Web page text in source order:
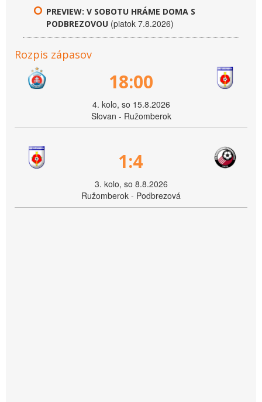
PREVIEW: V SOBOTU HRÁME DOMA S
PODBREZOVOU (piatok 7.8.2026)
Rozpis zápasov
18:00
4. kolo, so 15.8.2026
Slovan - Ružomberok
1:4
3. kolo, so 8.8.2026
Ružomberok - Podbrezová